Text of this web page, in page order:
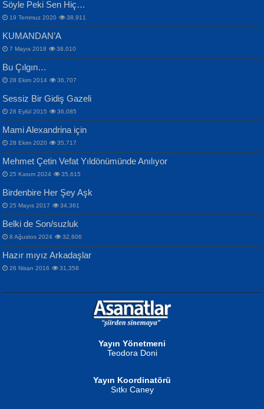
İPEK ACAR SERT
Gazze’nin Şecaati, Ümmetin İmtihanı...
MAHMUT GÜRBÜZ
İbrahim Olmak ve Bitirebilmek...
NURAN KÖSE BAYDAR
Selahattin Yıldız
İdrakimle Üşürken...
Songül Özel
Mahzen...
Ben Deniz Değilim ki...
ERDEM BAYAZIT
Sana, Bana, Vatanıma, Ülkemin
İnsanlarına Dair...
NAZIM HİKMET RAN
Bir Cezaevinde, Tecritteki Adamın
Mektupları...
Söyle Peki Sen Hiç…
19 Temmuz 2020 38,911
KUMANDAN’A
7 Mayıs 2018 38,010
Bu Çılgın…
28 Ekim 2014 36,707
Sessiz Bir Gidiş Gazeli
28 Eylül 2015 36,085
Mami Alexandrina için
28 Ekim 2020 35,717
Mehmet Çetin Vefat Yıldönümünde Anılıyor
25 Kasım 2024 35,615
Birdenbire Her Şey Aşk
25 Mayıs 2017 34,361
Belki de Son/suzluk
8 Ağustos 2024 32,606
Hazır mıyız Arkadaşlar
26 Nisan 2016 31,358
Yayın Yönetmeni
Teodora Doni
Yayın Koordinatörü
Sıtkı Caney